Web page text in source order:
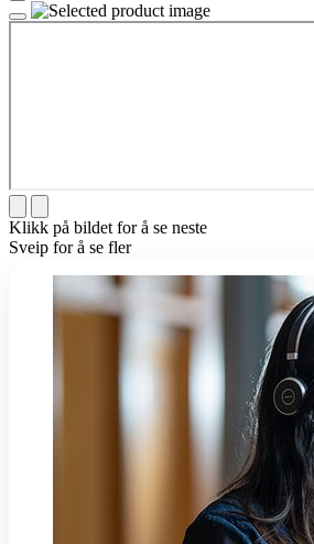
Klikk på bildet for å se neste
Sveip for å se fler